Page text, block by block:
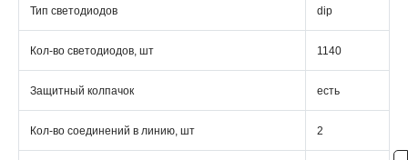
Тип светодиодов dip
Кол-во светодиодов, шт 1140
Защитный колпачок есть
Кол-во соединений в линию, шт 2